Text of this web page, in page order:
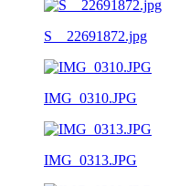
S__22691872.jpg
IMG_0310.JPG
IMG_0313.JPG